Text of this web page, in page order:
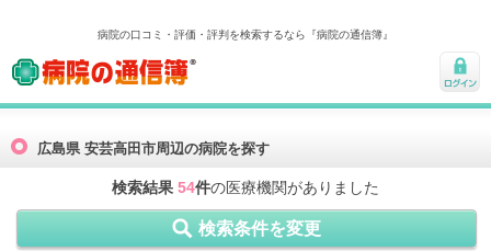
病院の口コミ・評価・評判を検索するなら『病院の通信簿』
病院の通信簿
ログ
広島県 安芸高田市周辺の病院を探す
検索結果 54件の医療機関がありました
検索条件を変更